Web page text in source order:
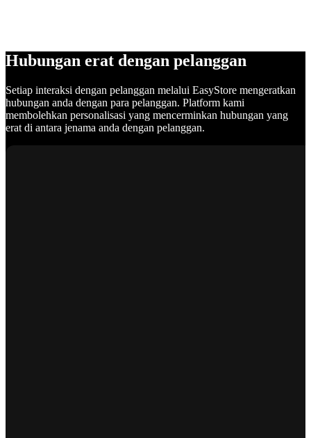
Hubungan erat dengan pelanggan
Setiap interaksi dengan pelanggan melalui EasyStore mengeratkan
hubungan anda dengan para pelanggan. Platform kami
membolehkan personalisasi yang mencerminkan hubungan yang
erat di antara jenama anda dengan pelanggan.